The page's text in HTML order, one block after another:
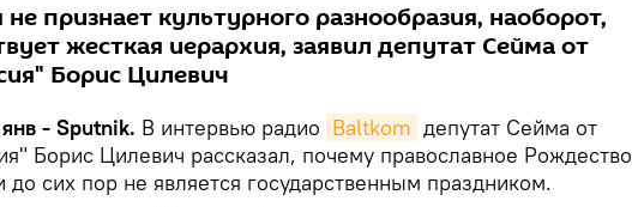
не признает культурного разнообразия, наоборот,
жесткая иерархия, заявил депутат Сейма от
Борис Цилевич
- Sputnik. В интервью радио Baltkom депутат Сейма от
Борис Цилевич рассказал, почему православное Рождество
до сих пор не является государственным праздником.